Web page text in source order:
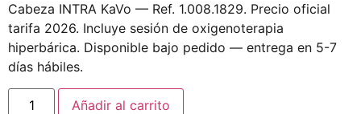
Cabeza INTRA KaVo — Ref. 1.008.1829. Precio oficial
tarifa 2026. Incluye sesión de oxigenoterapia
hiperbárica. Disponible bajo pedido — entrega en 5-7
días hábiles.
Añadir al carrito